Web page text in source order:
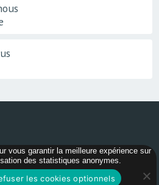
Franche-Comté
vous garantir la meilleure expérience sur
des statistiques anonymes.
les cookies optionnels